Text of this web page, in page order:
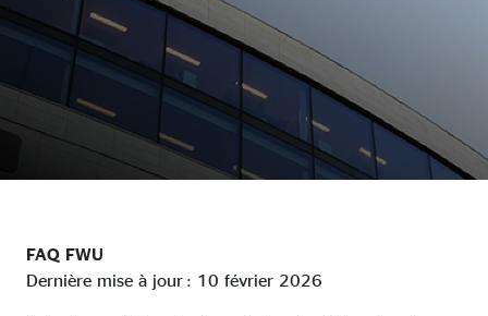
FAQ FWU
Dernière mise à jour : 10 février 2026